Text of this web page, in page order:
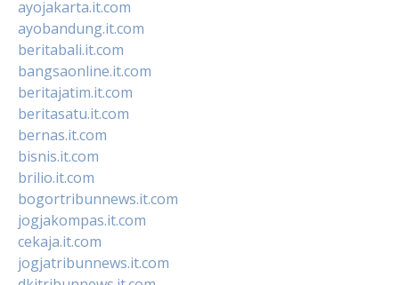
ayojakarta.it.com
ayobandung.it.com
beritabali.it.com
bangsaonline.it.com
beritajatim.it.com
beritasatu.it.com
bernas.it.com
bisnis.it.com
brilio.it.com
bogortribunnews.it.com
jogjakompas.it.com
cekaja.it.com
jogjatribunnews.it.com